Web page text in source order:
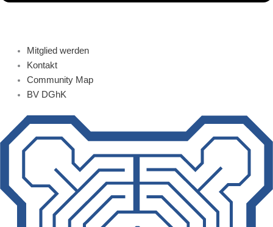
Mitglied werden
Kontakt
Community Map
BV DGhK